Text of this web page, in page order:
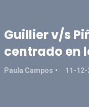
Guillier v/s
centrado en
Paula Campos 11-12-